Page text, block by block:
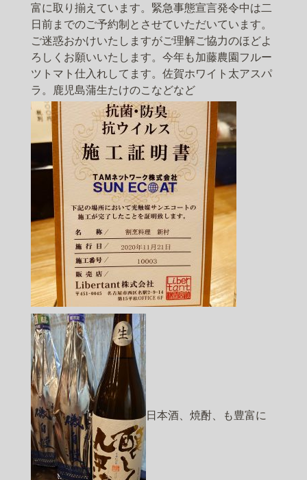
富に取り揃えています。緊急事態宣言発令中は二
日前までのご予約制とさせていただいています。
ご迷惑おかけいたしますがご理解ご協力のほどよ
ろしくお願いいたします。今年も加藤農園フルー
ツトマト仕入れしてます。佐賀ホワイト太アスパ
ラ。鹿児島蒲生たけのこなどなど
日本酒、焼酎、も豊富に